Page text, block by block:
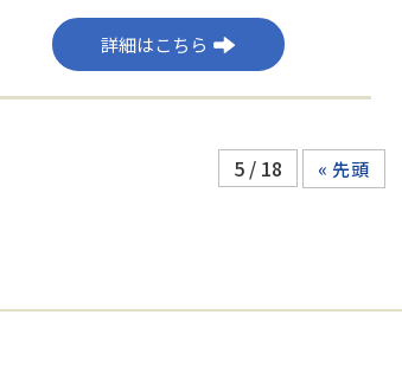
詳細はこちら
5 / 18 « 先頭